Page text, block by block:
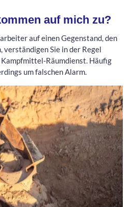
auf mich zu?
auf einen Gegenstand, den
Sie in der Regel
Räumdienst. Häufig
um falschen Alarm.